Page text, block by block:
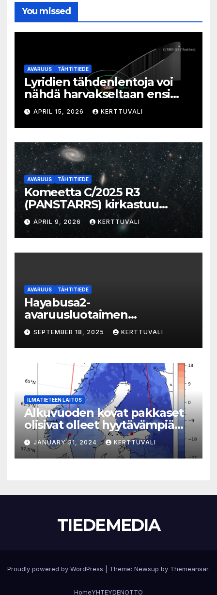
You missed
AVARUUS TÄHTITIEDE
Lyridien tähdenlentoja voi
nähdä harvakseltaan ensi
viikolla
APRIL 15, 2026 KERTTUVALI
AVARUUS TÄHTITIEDE
Komeetta C/2025 R3
(PANSTARRS) kirkastuu
aamutaivaalla
APRIL 9, 2026 KERTTUVALI
AVARUUS TÄHTITIEDE
Hayabusa2-
avaruusluotaimen
kohdeasteroidi 1998 KY26 on
pieni, valkoinen, nopeasti
pyörivä kallionlohkare
SEPTEMBER 18, 2025 KERTTUVALI
ILMATIETEEN LAITOS
Alkuvuoden kovat pakkaset
olisivat olleet hyytävämpiä
ilman ihmisten aiheuttamaa
ilmastonmuutosta
JANUARY 31, 2024 KERTTUVALI
TIEDEMEDIA
Proudly powered by WordPress Theme: Newsup by Themeansar.
HomeYHTEYDENOTTO